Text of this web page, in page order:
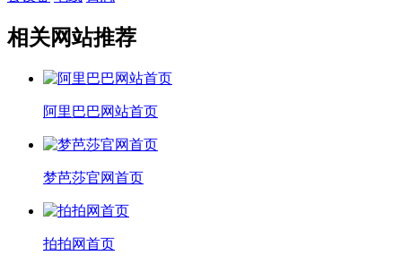
相关网站推荐
阿里巴巴网站首页
梦芭莎官网首页
拍拍网首页